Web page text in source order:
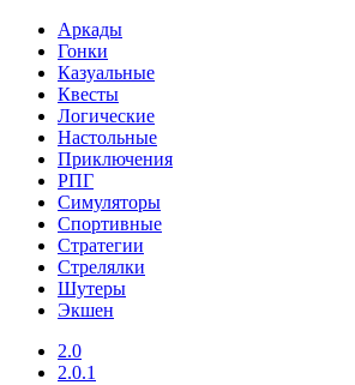
Аркады
Гонки
Казуальные
Квесты
Логические
Настольные
Приключения
РПГ
Симуляторы
Спортивные
Стратегии
Стрелялки
Шутеры
Экшен
2.0
2.0.1